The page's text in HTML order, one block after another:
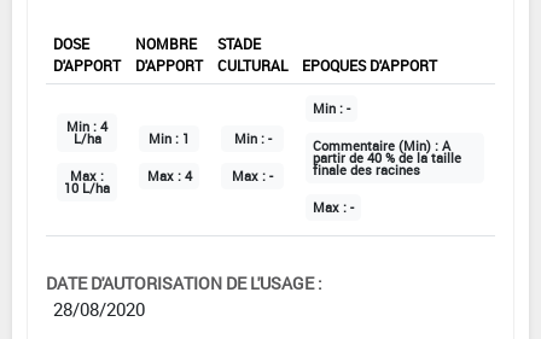
DOSE
D'APPORT
NOMBRE
D'APPORT
STADE
CULTURAL
EPOQUES D'APPORT
Min : 4
L/ha
Max :
10 L/ha
Min : 1
Max : 4
Min : -
Max : -
Min : -
Commentaire (Min) : A
partir de 40 % de la taille
finale des racines
Max : -
DATE D'AUTORISATION DE L'USAGE :
28/08/2020